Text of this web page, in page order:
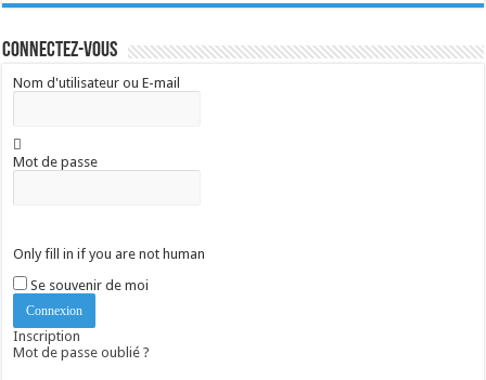
Connectez-vous
Nom d'utilisateur ou E-mail
Mot de passe
Only fill in if you are not human
Se souvenir de moi
Inscription
Mot de passe oublié ?